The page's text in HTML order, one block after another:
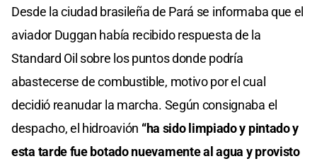
Desde la ciudad brasileña de Pará se informaba que el
aviador Duggan había recibido respuesta de la
Standard Oil sobre los puntos donde podría
abastecerse de combustible, motivo por el cual
decidió reanudar la marcha. Según consignaba el
despacho, el hidroavión “ha sido limpiado y pintado y
esta tarde fue botado nuevamente al agua y provisto